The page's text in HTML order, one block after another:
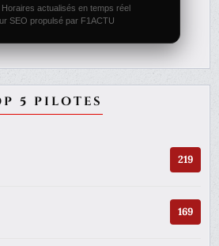
actualisés en temps réel
SEO propulsé par F1ACTU
5 PILOTES
219
169